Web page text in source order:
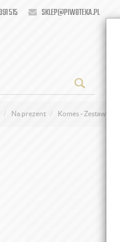
515 SKLEP@PIWOTEKA.PL
Na prezent Komes - Zestaw